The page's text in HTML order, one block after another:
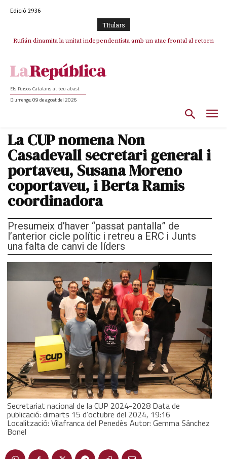
Edició 2936
TItulars
Rufián dinamita la unitat independentista amb un atac frontal al retorn
Puigdemont reivindica la transparència del seu retorn i manté el pols
Els Països Catalans al teu abast
Diumenge, 09 de agost del 2026
La CUP nomena Non
Casadevall secretari general i
portaveu, Susana Moreno
coportaveu, i Berta Ramis
coordinadora
Presumeix d’haver “passat pantalla” de
l’anterior cicle polític i retreu a ERC i Junts
una falta de canvi de líders
Secretariat nacional de la CUP 2024-2028 Data de
publicació: dimarts 15 d’octubre del 2024, 19:16
Localització: Vilafranca del Penedès Autor: Gemma Sánchez
Bonel